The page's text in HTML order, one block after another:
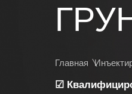
Главная
☑